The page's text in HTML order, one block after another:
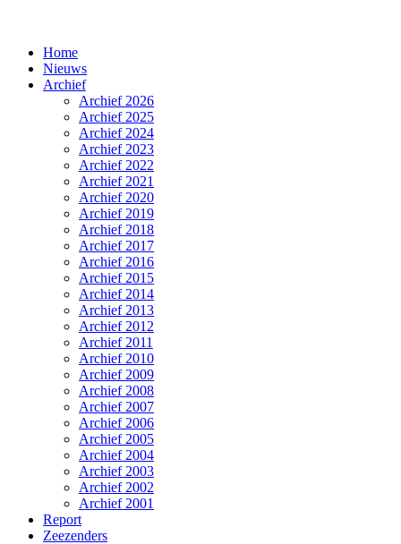
Home
Nieuws
Archief
Archief 2026
Archief 2025
Archief 2024
Archief 2023
Archief 2022
Archief 2021
Archief 2020
Archief 2019
Archief 2018
Archief 2017
Archief 2016
Archief 2015
Archief 2014
Archief 2013
Archief 2012
Archief 2011
Archief 2010
Archief 2009
Archief 2008
Archief 2007
Archief 2006
Archief 2005
Archief 2004
Archief 2003
Archief 2002
Archief 2001
Report
Zeezenders